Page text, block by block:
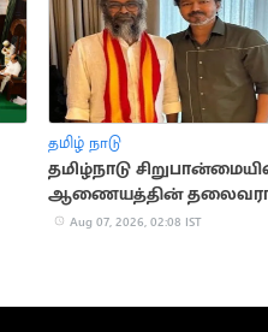
தமிழ் நாடு
தமிழ்நாடு
ஆணையத்தின்
பெலிக்ஸ் ஜெரால்டு
Aug 07, 2026, 02:08 IST